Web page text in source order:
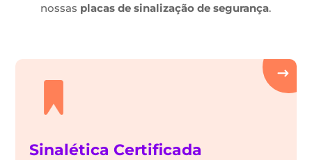
nossas placas de sinalização de segurança.
Sinalética Certificada